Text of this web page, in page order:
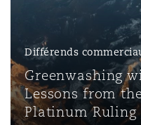
Différends
Greenwashing
Lessons from
Platinum Ruling